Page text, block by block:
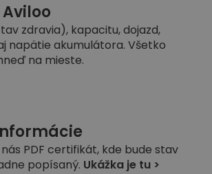
zdravia), kapacitu, dojazd,
napätie akumulátora. Všetko
na mieste.
PDF certifikát, kde bude stav
popísaný. Ukážka je tu >